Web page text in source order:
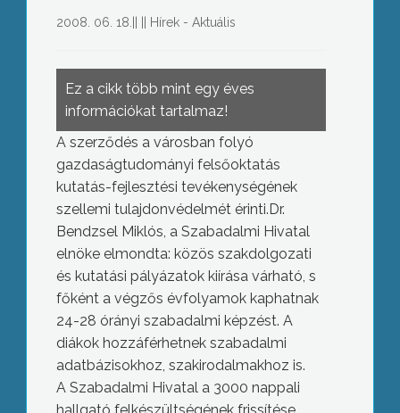
2008. 06. 18. Hírek - Aktuális
Ez a cikk több mint egy éves
információkat tartalmaz!
A szerződés a városban folyó
gazdaságtudományi felsőoktatás
kutatás-fejlesztési tevékenységének
szellemi tulajdonvédelmét érinti.Dr.
Bendzsel Miklós, a Szabadalmi Hivatal
elnöke elmondta: közös szakdolgozati
és kutatási pályázatok kiírása várható, s
főként a végzős évfolyamok kaphatnak
24-28 órányi szabadalmi képzést. A
diákok hozzáférhetnek szabadalmi
adatbázisokhoz, szakirodalmakhoz is.
A Szabadalmi Hivatal a 3000 nappali